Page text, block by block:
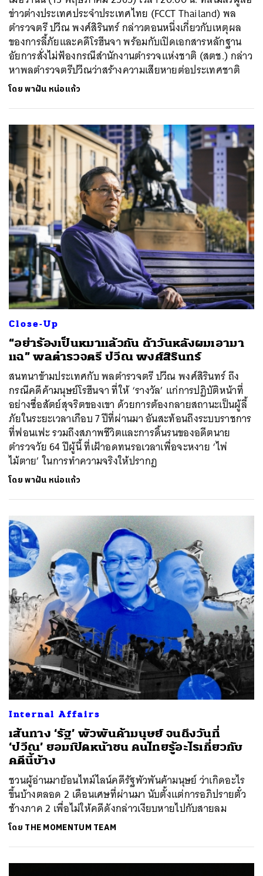
ข่าวต่างประเทศประจำประเทศไทย (FCCT Thailand) พล
ตำรวจตรี ปวีณ พงศ์สิรินทร์ กล่าวตอนหนึ่งเกี่ยวกับเหตุผล
ของการลี้ภัยและคดีโรฮีนจา พร้อมกับเปิดเอกสารหลักฐาน
อัยการสั่งไม่ฟ้องกรณีสำนักงานตำรวจแห่งชาติ (สตช.) กล่าว
หาพลตำรวจตรีปวีณว่าสร้างความเสียหายต่อประเทศชาติ
โดยพาฝัน หน่อแก้ว
Close-Up
“อย่าร้องเป็นหมาแล้วกัน ถ้าวันหลังผมเอามา
แฉ” พลตำรวจตรี ปวีณ พงศ์สิรินทร์
สนทนาข้ามประเทศกับ พลตำรวจตรี ปวีณ พงศ์สิรินทร์ ถึง
กรณีคดีค้ามนุษย์โรฮีนจา ที่ให้ ‘รางวัล’ แก่การปฏิบัติหน้าที่
อย่างซื่อสัตย์สุจริตของเขา ด้วยการต้องกลายสถานะเป็นผู้ลี้
ภัยในระยะเวลาเกือบ 7 ปีที่ผ่านมา อันสะท้อนถึงระบบราชการ
ที่ฟอนเฟะ รวมถึงสภาพชีวิตและการดิ้นรนของอดีตนาย
ตำรวจวัย 64 ปีผู้นี้ ที่เฝ้าอดทนรอเวลาเพื่อจะหงาย ‘ไพ่
ไม้ตาย’ ในการทำความจริงให้ปรากฏ
โดยพาฝัน หน่อแก้ว
Internal Affairs
เส้นทาง ‘รัฐ’ พัวพันค้ามนุษย์ จนถึงวันที่
‘ปวีณ’ ยอมเปิดหน้าชน คนไทยรู้อะไรเกี่ยวกับ
คดีนี้บ้าง
ชวนผู้อ่านมาย้อนไทม์ไลน์คดีรัฐพัวพันค้ามนุษย์ ว่าเกิดอะไร
ขึ้นบ้างตลอด 2 เดือนเศษที่ผ่านมา นับตั้งแต่การอภิปรายตั๋ว
ช้างภาค 2 เพื่อไม่ให้คดีดังกล่าวเงียบหายไปกับสายลม
โดย THE MOMENTUM TEAM
ค้นหา
SHARE TWEET LINE EMAIL